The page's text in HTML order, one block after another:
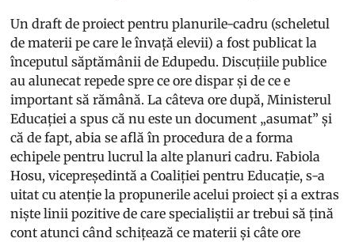
Un draft de proiect pentru planurile-cadru (scheletul
de materii pe care le învață elevii) a fost publicat la
începutul săptămânii de Edupedu. Discuțiile publice
au alunecat repede spre ce ore dispar și de ce e
important să rămână. La câteva ore după, Ministerul
Educației a spus că nu este un document „asumat” și
că de fapt, abia se află în procedura de a forma
echipele pentru lucrul la alte planuri cadru. Fabiola
Hosu, vicepreședintă a Coaliției pentru Educație, s-a
uitat cu atenție la propunerile acelui proiect și a extras
niște linii pozitive de care specialiștii ar trebui să țină
cont atunci când schițează ce materii și câte ore